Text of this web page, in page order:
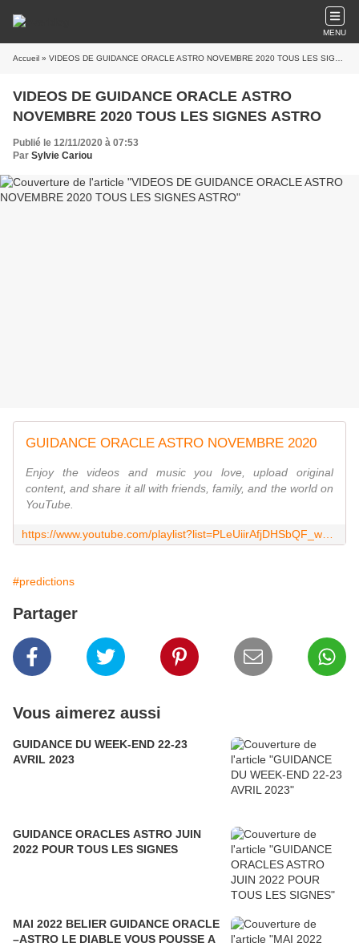
MENU
Accueil » VIDEOS DE GUIDANCE ORACLE ASTRO NOVEMBRE 2020 TOUS LES SIGNES ASTRO
VIDEOS DE GUIDANCE ORACLE ASTRO
NOVEMBRE 2020 TOUS LES SIGNES ASTRO
Publié le 12/11/2020 à 07:53
Par Sylvie Cariou
GUIDANCE ORACLE ASTRO NOVEMBRE 2020
Enjoy the videos and music you love, upload original
content, and share it all with friends, family, and the world on
YouTube.
#predictions
Partager
Vous aimerez aussi
GUIDANCE DU WEEK-END 22-23
AVRIL 2023
GUIDANCE ORACLES ASTRO JUIN
2022 POUR TOUS LES SIGNES
MAI 2022 BELIER GUIDANCE ORACLE
–ASTRO LE DIABLE VOUS POUSSE A